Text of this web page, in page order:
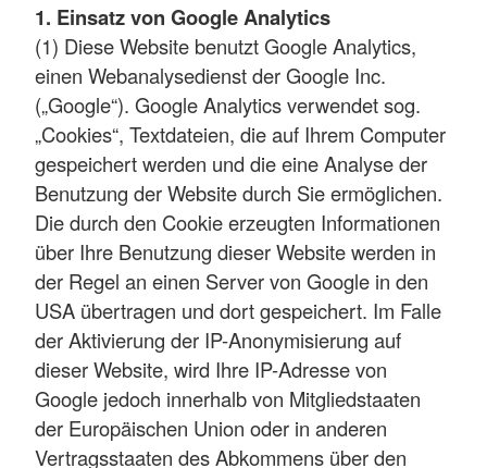
1. Einsatz von Google Analytics
(1) Diese Website benutzt Google Analytics,
einen Webanalysedienst der Google Inc.
(„Google“). Google Analytics verwendet sog.
„Cookies“, Textdateien, die auf Ihrem Computer
gespeichert werden und die eine Analyse der
Benutzung der Website durch Sie ermöglichen.
Die durch den Cookie erzeugten Informationen
über Ihre Benutzung dieser Website werden in
der Regel an einen Server von Google in den
USA übertragen und dort gespeichert. Im Falle
der Aktivierung der IP-Anonymisierung auf
dieser Website, wird Ihre IP-Adresse von
Google jedoch innerhalb von Mitgliedstaaten
der Europäischen Union oder in anderen
Vertragsstaaten des Abkommens über den